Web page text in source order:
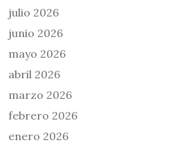
julio 2026
junio 2026
mayo 2026
abril 2026
marzo 2026
febrero 2026
enero 2026